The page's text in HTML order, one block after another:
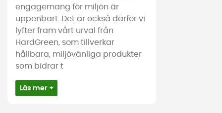
engagemang för miljön är
uppenbart. Det är också därför vi
lyfter fram vårt urval från
HardGreen, som tillverkar
hållbara, miljövänliga produkter
som bidrar t
Läs mer +